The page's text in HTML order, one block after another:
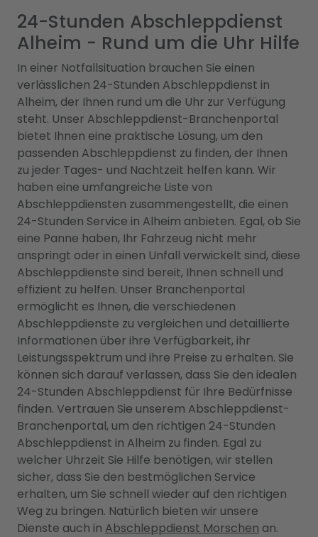
24-Stunden Abschleppdienst
Alheim - Rund um die Uhr Hilfe
In einer Notfallsituation brauchen Sie einen
verlässlichen 24-Stunden Abschleppdienst in
Alheim, der Ihnen rund um die Uhr zur Verfügung
steht. Unser Abschleppdienst-Branchenportal
bietet Ihnen eine praktische Lösung, um den
passenden Abschleppdienst zu finden, der Ihnen
zu jeder Tages- und Nachtzeit helfen kann. Wir
haben eine umfangreiche Liste von
Abschleppdiensten zusammengestellt, die einen
24-Stunden Service in Alheim anbieten. Egal, ob Sie
eine Panne haben, Ihr Fahrzeug nicht mehr
anspringt oder in einen Unfall verwickelt sind, diese
Abschleppdienste sind bereit, Ihnen schnell und
effizient zu helfen. Unser Branchenportal
ermöglicht es Ihnen, die verschiedenen
Abschleppdienste zu vergleichen und detaillierte
Informationen über ihre Verfügbarkeit, ihr
Leistungsspektrum und ihre Preise zu erhalten. Sie
können sich darauf verlassen, dass Sie den idealen
24-Stunden Abschleppdienst für Ihre Bedürfnisse
finden. Vertrauen Sie unserem Abschleppdienst-
Branchenportal, um den richtigen 24-Stunden
Abschleppdienst in Alheim zu finden. Egal zu
welcher Uhrzeit Sie Hilfe benötigen, wir stellen
sicher, dass Sie den bestmöglichen Service
erhalten, um Sie schnell wieder auf den richtigen
Weg zu bringen. Natürlich bieten wir unsere
Dienste auch in Abschleppdienst Morschen an.